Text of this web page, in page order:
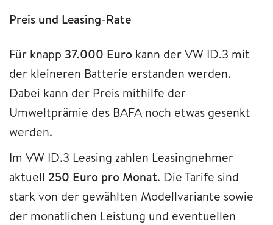
Preis und Leasing-Rate
Für knapp 37.000 Euro kann der VW ID.3 mit
der kleineren Batterie erstanden werden.
Dabei kann der Preis mithilfe der
Umweltprämie des BAFA noch etwas gesenkt
werden.
Im VW ID.3 Leasing zahlen Leasingnehmer
aktuell 250 Euro pro Monat. Die Tarife sind
stark von der gewählten Modellvariante sowie
der monatlichen Leistung und eventuellen